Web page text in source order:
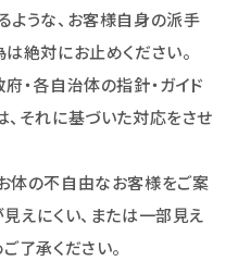
うな、お客様自身の派手
絶対にお止めください。
・各自治体の指針・ガイド
それに基づいた対応をさせ
体の不自由なお客様をご案
えにくい、または一部見え
了承ください。